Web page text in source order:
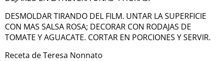
DESMOLDAR TIRANDO DEL FILM. UNTAR LA SUPERFICIE
CON MAS SALSA ROSA; DECORAR CON RODAJAS DE
TOMATE Y AGUACATE. CORTAR EN PORCIONES Y SERVIR.
Receta de Teresa Nonnato